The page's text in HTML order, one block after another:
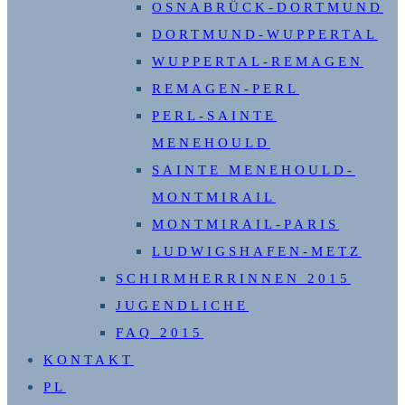
OSNABRÜCK-DORTMUND
DORTMUND-WUPPERTAL
WUPPERTAL-REMAGEN
REMAGEN-PERL
PERL-SAINTE
MENEHOULD
SAINTE MENEHOULD-
MONTMIRAIL
MONTMIRAIL-PARIS
LUDWIGSHAFEN-METZ
SCHIRMHERRINNEN 2015
JUGENDLICHE
FAQ 2015
KONTAKT
PL